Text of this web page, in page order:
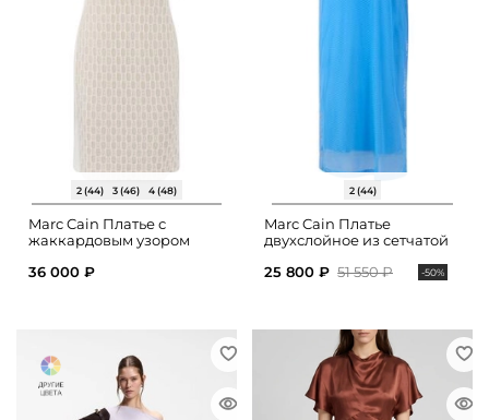
2 (44) 3 (46) 4 (48)
Marc Cain Платье с
жаккардовым узором
36 000 ₽
2 (44)
Marc Cain Платье
двухслойное из сетчатой
25 800 ₽ 51 550 ₽ -50%